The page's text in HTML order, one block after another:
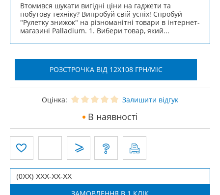
Втомився шукати вигідні ціни на гаджети та
побутову техніку? Випробуй свій успіх! Спробуй
"Рулетку знижок" на різноманітні товари в інтернет-
магазині Palladium. 1. Вибери товар, який...
РОЗСТРОЧКА ВІД 12X108 ГРН/МІС
Оцінка: Залишити відгук
В наявності